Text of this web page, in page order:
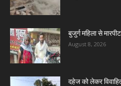
बुजुर्ग महिला से
August 8, 2026
दहेज को लेकर